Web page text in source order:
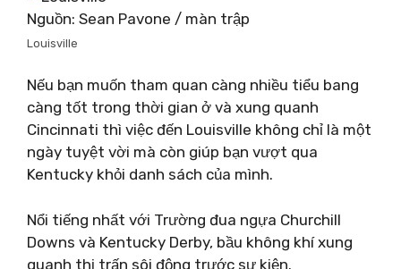
Nguồn: Sean Pavone / màn trập
Louisville
Nếu bạn muốn tham quan càng nhiều tiểu bang
càng tốt trong thời gian ở và xung quanh
Cincinnati thì việc đến Louisville không chỉ là một
ngày tuyệt vời mà còn giúp bạn vượt qua
Kentucky khỏi danh sách của mình.
Nổi tiếng nhất với Trường đua ngựa Churchill
Downs và Kentucky Derby, bầu không khí xung
quanh thị trấn sôi động trước sự kiện.